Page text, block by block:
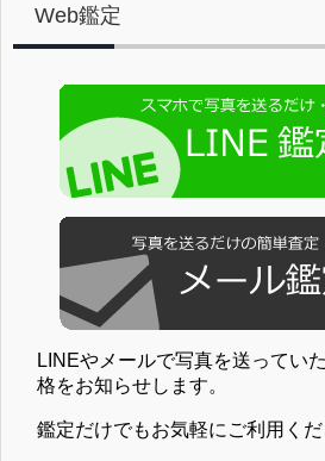
Web鑑定
LINEやメールで写真を送ってい
格をお知らせします。
鑑定だけでもお気軽にご利用くだ